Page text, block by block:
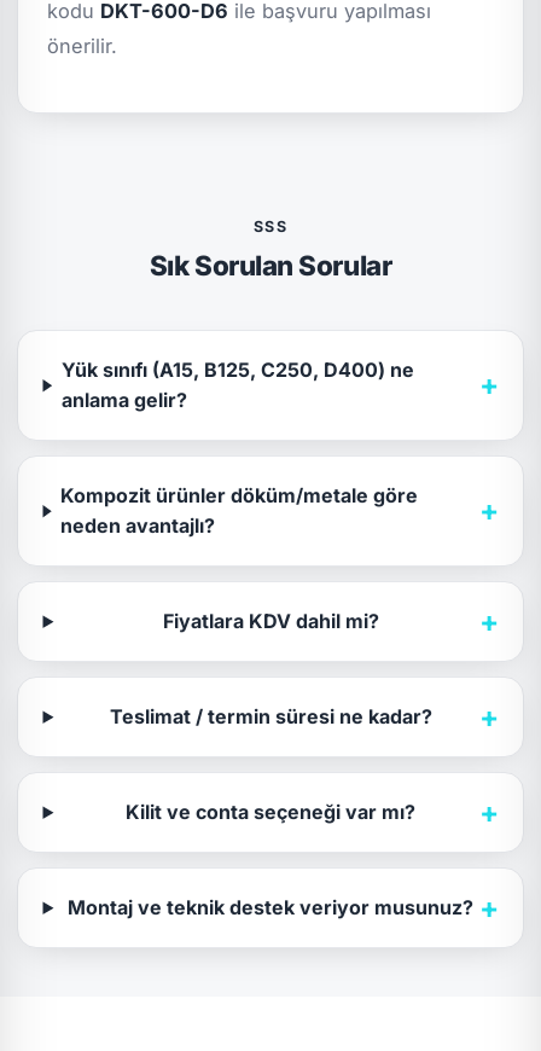
kodu DKT-600-D6 ile başvuru yapılması
önerilir.
SSS
Sık Sorulan Sorular
Yük sınıfı (A15, B125, C250, D400) ne
anlama gelir?
+
Kompozit ürünler döküm/metale göre
neden avantajlı?
+
Fiyatlara KDV dahil mi? +
Teslimat / termin süresi ne kadar? +
Kilit ve conta seçeneği var mı? +
Montaj ve teknik destek veriyor musunuz? +